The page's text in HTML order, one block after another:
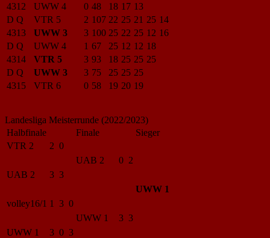
4312
UWW 4 0 48 18 17 13
D Q
VTR 5 2 107 22 25 21 25 14
4313
UWW 3 3 100 25 22 25 12 16
D Q
UWW 4 1 67 25 12 12 18
4314
VTR 5 3 93 18 25 25 25
D Q
UWW 3 3 75 25 25 25
4315
VTR 6 0 58 19 20 19
Landesliga Meisterrunde (2022/2023)
Halbfinale
Finale
Sieger
VTR 2
2 0
UAB 2
0 2
UAB 2
3 3
UWW 1
volley16/1 1 3 0
UWW 1
3 3
UWW 1
3 0 3